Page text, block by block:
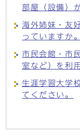
部屋（設備）
海外姉妹・友
っていますか。
市民会館・市
室など）を利
生涯学習大学
てください。